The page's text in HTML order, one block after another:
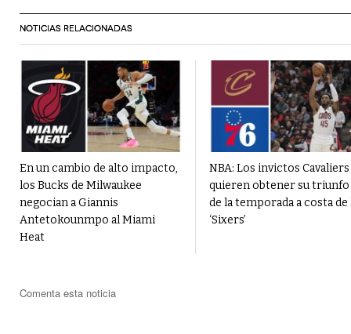
NOTICIAS RELACIONADAS
En un cambio de alto impacto,
los Bucks de Milwaukee
negocian a Giannis
Antetokounmpo al Miami
Heat
NBA: Los invictos Cavaliers
quieren obtener su triunfo
de la temporada a costa de
‘Sixers’
Comenta esta noticia